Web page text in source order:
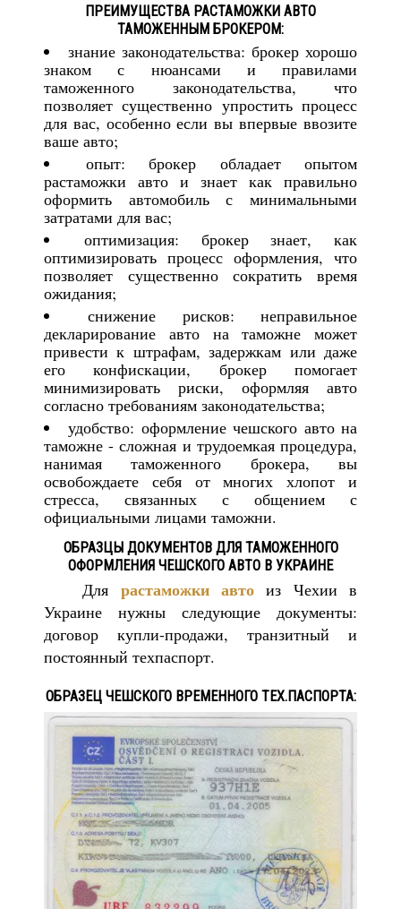
ПРЕИМУЩЕСТВА РАСТАМОЖКИ АВТО
ТАМОЖЕННЫМ БРОКЕРОМ:
знание законодательства: брокер хорошо
знаком с нюансами и правилами
таможенного законодательства, что
позволяет существенно упростить процесс
для вас, особенно если вы впервые ввозите
ваше авто;
опыт: брокер обладает опытом
растаможки авто и знает как правильно
оформить автомобиль с минимальными
затратами для вас;
оптимизация: брокер знает, как
оптимизировать процесс оформления, что
позволяет существенно сократить время
ожидания;
снижение рисков: неправильное
декларирование авто на таможне может
привести к штрафам, задержкам или даже
его конфискации, брокер помогает
минимизировать риски, оформляя авто
согласно требованиям законодательства;
удобство: оформление чешского авто на
таможне - сложная и трудоемкая процедура,
нанимая таможенного брокера, вы
освобождаете себя от многих хлопот и
стресса, связанных с общением с
официальными лицами таможни.
ОБРАЗЦЫ ДОКУМЕНТОВ ДЛЯ ТАМОЖЕННОГО
ОФОРМЛЕНИЯ ЧЕШСКОГО АВТО В УКРАИНЕ
Для растаможки автоиз Чехии в
Украине нужны следующие документы:
договор купли-продажи, транзитный и
постоянный техпаспорт.
ОБРАЗЕЦ ЧЕШСКОГО ВРЕМЕННОГО ТЕХ.ПАСПОРТА: